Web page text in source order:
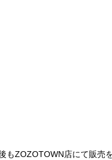
ZOZOTOWN店にて販売